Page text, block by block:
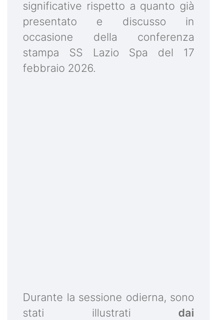
significative rispetto a quanto già
presentato e discusso in
occasione della conferenza
stampa SS Lazio Spa del 17
febbraio 2026.
Durante la sessione odierna, sono
stati illustrati dai